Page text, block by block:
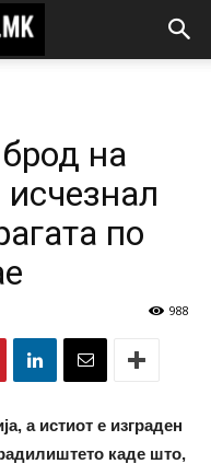
на
по
988
а истиот е изграден
каде што,